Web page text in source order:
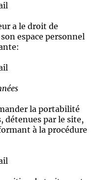
a le droit de
espace personnel
la portabilité
détenues par le site,
à la procédure